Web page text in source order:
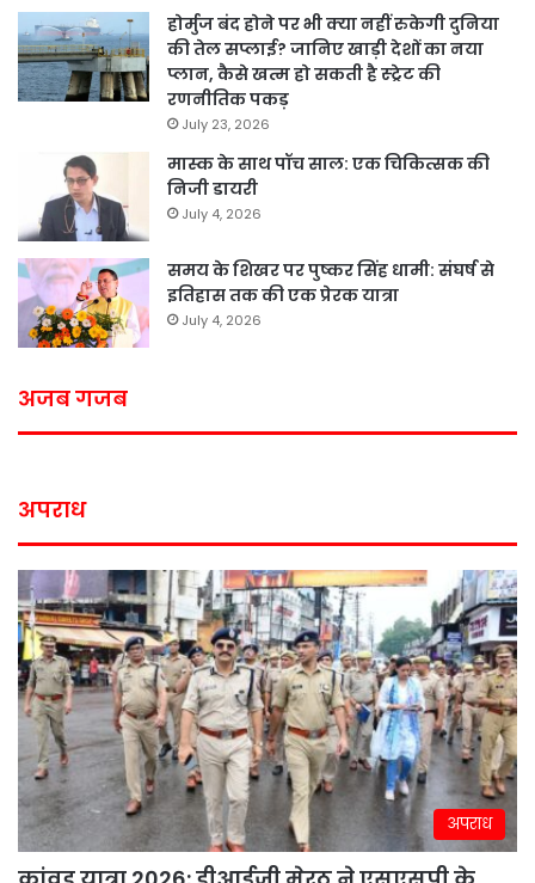
होर्मुज बंद होने पर भी क्या नहीं रुकेगी दुनिया
की तेल सप्लाई? जानिए खाड़ी देशों का नया
प्लान, कैसे खत्म हो सकती है स्ट्रेट की
रणनीतिक पकड़
July 23, 2026
मास्क के साथ पॉच साल: एक चिकित्सक की
निजी डायरी
July 4, 2026
समय के शिखर पर पुष्कर सिंह धामी: संघर्ष से
इतिहास तक की एक प्रेरक यात्रा
July 4, 2026
अजब गजब
अपराध
अपराध